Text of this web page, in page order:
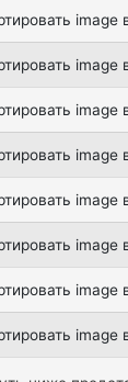
image
image
image
image
image
image
image
image